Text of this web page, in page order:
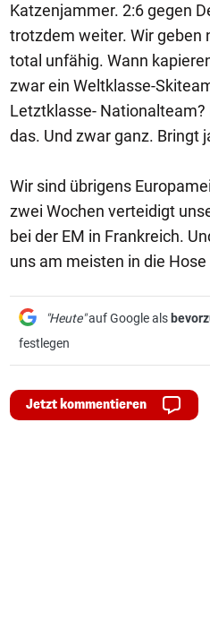
Katzenjammer. 2:6 gegen
trotzdem weiter. Wir geben
total unfähig. Wann
zwar ein Weltklasse-
Letztklasse- Nationalteam?
das. Und zwar ganz. Bringt
Wir sind übrigens
zwei Wochen verteidigt
bei der EM in Frankreich.
uns am meisten in die
"Heute"auf Google als
festlegen
Jetzt kommentieren